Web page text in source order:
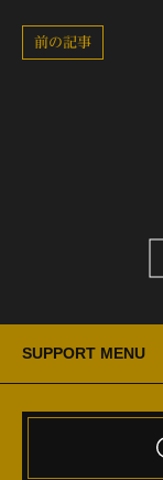
前の記事
SUPPORT MENU